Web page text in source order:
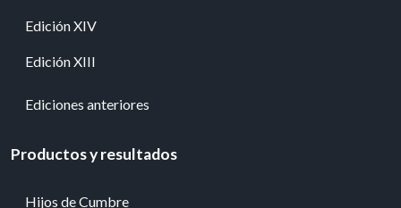
Edición XIV
Edición XIII
Ediciones anteriores
Productos y resultados
Hijos de Cumbre